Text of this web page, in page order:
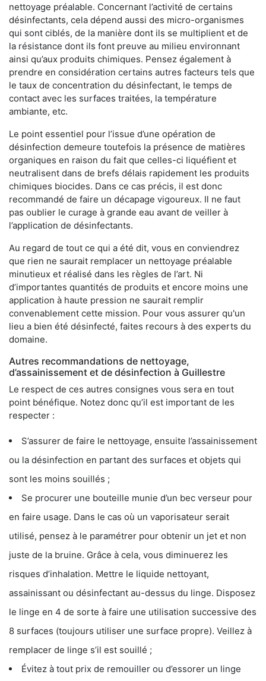
nettoyage préalable. Concernant l’activité de certains
désinfectants, cela dépend aussi des micro-organismes
qui sont ciblés, de la manière dont ils se multiplient et de
la résistance dont ils font preuve au milieu environnant
ainsi qu’aux produits chimiques. Pensez également à
prendre en considération certains autres facteurs tels que
le taux de concentration du désinfectant, le temps de
contact avec les surfaces traitées, la température
ambiante, etc.
Le point essentiel pour l’issue d’une opération de
désinfection demeure toutefois la présence de matières
organiques en raison du fait que celles-ci liquéfient et
neutralisent dans de brefs délais rapidement les produits
chimiques biocides. Dans ce cas précis, il est donc
recommandé de faire un décapage vigoureux. Il ne faut
pas oublier le curage à grande eau avant de veiller à
l’application de désinfectants.
Au regard de tout ce qui a été dit, vous en conviendrez
que rien ne saurait remplacer un nettoyage préalable
minutieux et réalisé dans les règles de l’art. Ni
d’importantes quantités de produits et encore moins une
application à haute pression ne saurait remplir
convenablement cette mission. Pour vous assurer qu'un
lieu a bien été désinfecté, faites recours à des experts du
domaine.
Autres recommandations de nettoyage,
d’assainissement et de désinfection à Guillestre
Le respect de ces autres consignes vous sera en tout
point bénéfique. Notez donc qu’il est important de les
respecter :
S’assurer de faire le nettoyage, ensuite l’assainissement
ou la désinfection en partant des surfaces et objets qui
sont les moins souillés ;
Se procurer une bouteille munie d’un bec verseur pour
en faire usage. Dans le cas où un vaporisateur serait
utilisé, pensez à le paramétrer pour obtenir un jet et non
juste de la bruine. Grâce à cela, vous diminuerez les
risques d’inhalation. Mettre le liquide nettoyant,
assainissant ou désinfectant au-dessus du linge. Disposez
le linge en 4 de sorte à faire une utilisation successive des
8 surfaces (toujours utiliser une surface propre). Veillez à
remplacer de linge s’il est souillé ;
Évitez à tout prix de remouiller ou d’essorer un linge